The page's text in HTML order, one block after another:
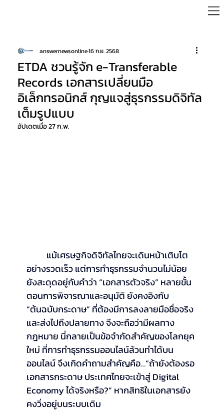
ETDA ชวนรู้จัก e-Transferable
Records เอกสารเปลี่ยนมือ
อิเล็กทรอนิกส์ กุญแจสู่ธุรกรรมดิจิทัล
เต็มรูปแบบ
answernewsonline16 ก.ย. 2568
อัปเดตเมื่อ27 ก.พ.
อย่างรวดเร็ว แต่การทำธุรกรรมจำนวนไม่น้อย
ยังสะดุดอยู่กับคำว่า “เอกสารตัวจริง” หลายขั้น
ตอนการพิจารณาและอนุมัติ ยังคงอิงกับ
“ต้นฉบับกระดาษ” ที่ต้องมีการลงลายมือชื่อจริง
และส่งไปถึงปลายทาง จึงจะถือว่ามีผลทาง
กฎหมาย นี่กลายเป็นข้อจำกัดสำคัญของโลกยุค
ใหม่ ที่การทำธุรกรรมออนไลน์ล้วนทำได้บน
ออนไลน์ จึงเกิดคำถามสำคัญคือ…“ถ้ายังต้องรอ
เอกสารกระดาษ ประเทศไทยจะเข้าสู่ Digital
Economy ได้จริงหรือ?” หากสิทธิในเอกสารยัง
คงวิ่งอยู่บนระบบเดิม